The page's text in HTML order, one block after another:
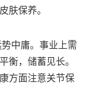
肤保养。
中庸。事业上需
衡，储蓄见长。
方面注意关节保